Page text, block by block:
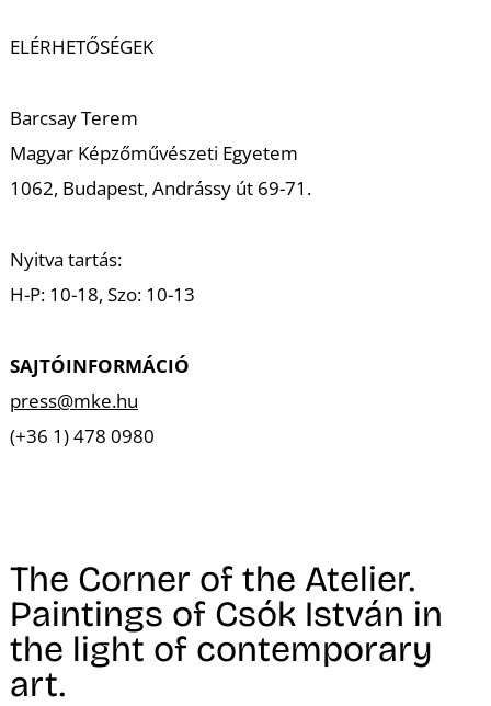
ELÉRHETŐSÉGEK
Barcsay Terem
Magyar Képzőművészeti Egyetem
1062, Budapest, Andrássy út 69-71.
Nyitva tartás:
H-P: 10-18, Szo: 10-13
SAJTÓINFORMÁCIÓ
press@mke.hu
(+36 1) 478 0980
The Corner of the Atelier.
Paintings of Csók István in
the light of contemporary
art.